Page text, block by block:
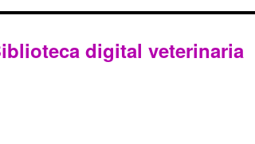
digital veterinaria